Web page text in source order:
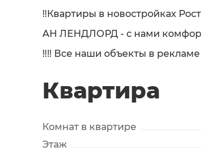
‼️Квартиры в новостройках
АН ЛЕНДЛОРД - с нами
‼️‼️ Все наши объекты в
Квартира
Комнат в квартире
Этаж